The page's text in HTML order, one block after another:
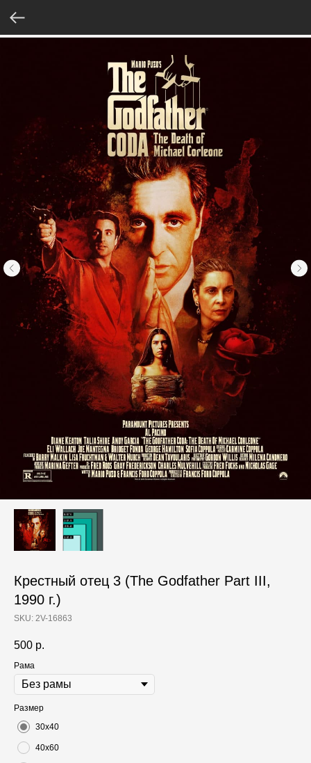
Крестный отец 3 (The Godfather Part III,
1990 г.)
SKU: 2V-16863
500 р.
Рама
Размер
30х40
40х60